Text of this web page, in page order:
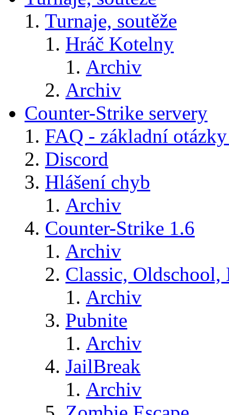
Turnaje, soutěže
Hráč Kotelny
Archiv
Archiv
Counter-Strike servery
FAQ - základní
Discord
Hlášení chyb
Archiv
Counter-Strike 1.6
Archiv
Classic,
Archiv
Pubnite
Archiv
JailBreak
Archiv